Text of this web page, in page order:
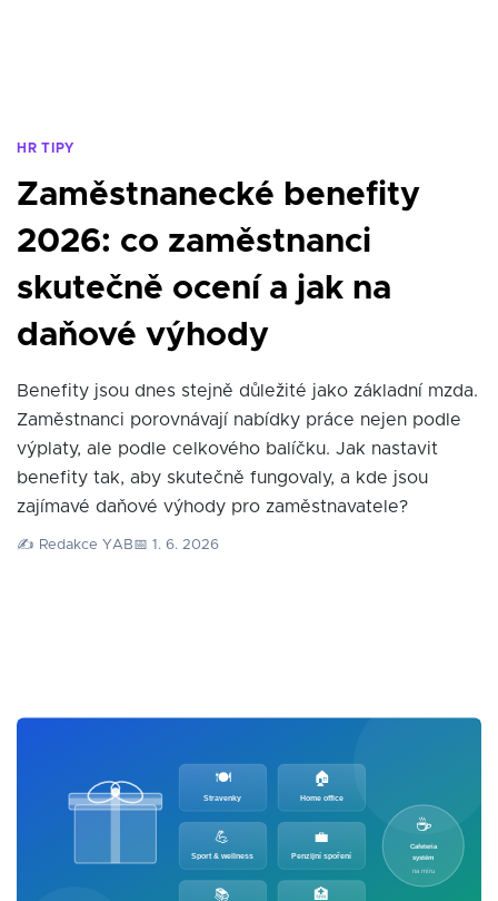
HR TIPY
Zaměstnanecké benefity
2026: co zaměstnanci
skutečně ocení a jak na
daňové výhody
Benefity jsou dnes stejně důležité jako základní mzda.
Zaměstnanci porovnávají nabídky práce nejen podle
výplaty, ale podle celkového balíčku. Jak nastavit
benefity tak, aby skutečně fungovaly, a kde jsou
zajímavé daňové výhody pro zaměstnavatele?
✍️ Redakce YAB📅 1. 6. 2026